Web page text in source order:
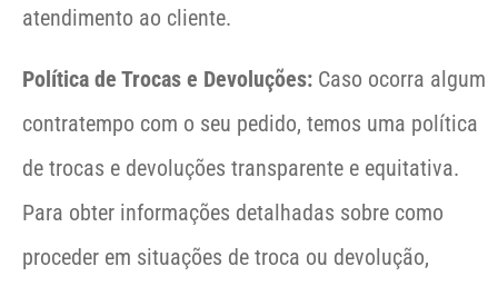
atendimento ao cliente.
Política de Trocas e Devoluções: Caso ocorra algum
contratempo com o seu pedido, temos uma política
de trocas e devoluções transparente e equitativa.
Para obter informações detalhadas sobre como
proceder em situações de troca ou devolução,